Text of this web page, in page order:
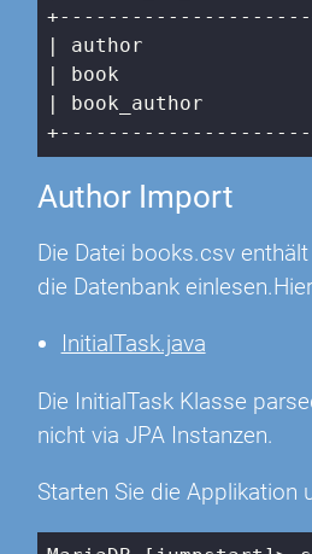
| author
| book
| book_author
+---------------------
Author Import
Die Datei books.csv
die Datenbank
InitialTask.java
Die InitialTask Klasse
nicht via JPA Instanzen.
Starten Sie die Applikation